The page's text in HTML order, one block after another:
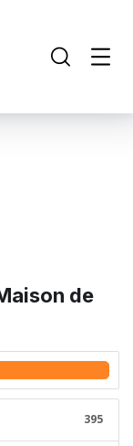
de
395